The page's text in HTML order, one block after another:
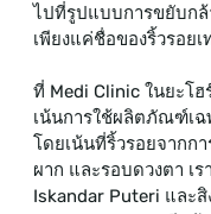
ไปที่รูปแบบการขยับกล้
เพียงแค่ชื่อของริ้วรอย
ที่ Medi Clinic ในยะโฮ
เน้นการใช้ผลิตภัณฑ์เ
โดยเน้นที่ริ้วรอยจากก
ผาก และรอบดวงตา เ
Iskandar Puteri และสิ